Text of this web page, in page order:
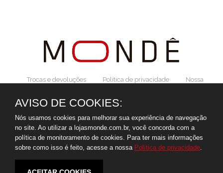
Trocas e devoluções Política de privacidade
Nossa
AVISO DE COOKIES:
Nós usamos cookies para melhorar sua experiência de navegação
no site. Ao utilizar a lojasmonde.com.br, você concorda com a
política de monitoramento de cookies. Para ter mais informações
sobre como isso é feito, acesse a nossa Política de privacidade.